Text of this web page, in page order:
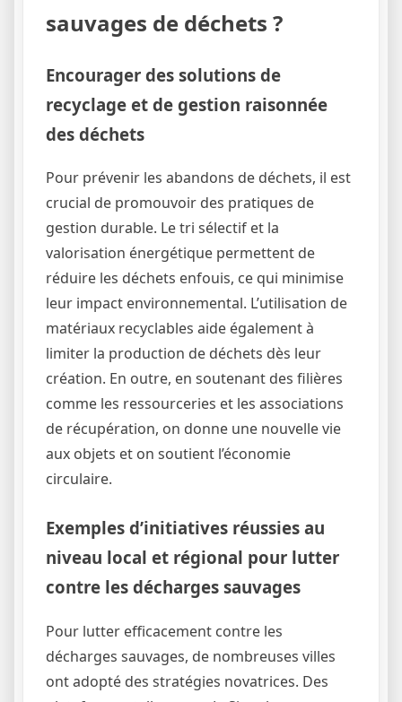
sauvages de déchets ?
Encourager des solutions de
recyclage et de gestion raisonnée
des déchets
Pour prévenir les abandons de déchets, il est
crucial de promouvoir des pratiques de
gestion durable. Le tri sélectif et la
valorisation énergétique permettent de
réduire les déchets enfouis, ce qui minimise
leur impact environnemental. L’utilisation de
matériaux recyclables aide également à
limiter la production de déchets dès leur
création. En outre, en soutenant des filières
comme les ressourceries et les associations
de récupération, on donne une nouvelle vie
aux objets et on soutient l’économie
circulaire.
Exemples d’initiatives réussies au
niveau local et régional pour lutter
contre les décharges sauvages
Pour lutter efficacement contre les
décharges sauvages, de nombreuses villes
ont adopté des stratégies novatrices. Des